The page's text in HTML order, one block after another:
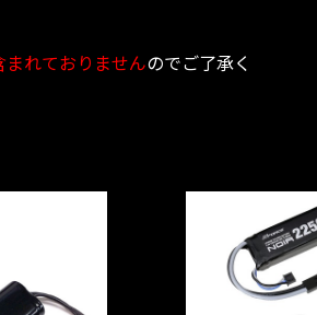
まれておりませんのでご了承く